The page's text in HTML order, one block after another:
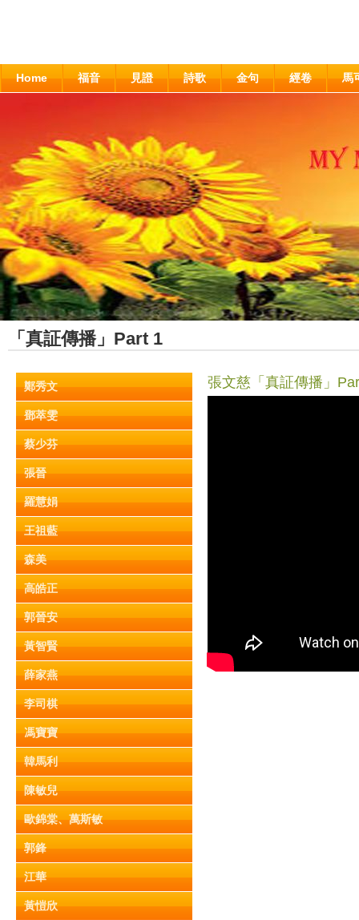
Home 福音 見證 詩歌 金句 經卷 馬
「真証傳播」Part 1
鄭秀文
鄧萃雯
蔡少芬
張晉
羅慧娟
王祖藍
森美
高皓正
郭晉安
黃智賢
薛家燕
李司棋
馮寶寶
韓馬利
陳敏兒
歐錦棠、萬斯敏
郭鋒
江華
黃愷欣
張文慈「真証傳播」